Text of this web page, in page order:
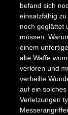
befand sich
einsatzfähig
noch geglättet
müssen.
einem
alte Waffe
verloren und
verheilte
auf ein
Verletzungen